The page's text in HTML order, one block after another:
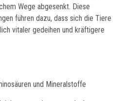
Wege abgesenkt. Diese
führen dazu, dass sich die Tiere
vitaler gedeihen und kräftigere
und Mineralstoffe